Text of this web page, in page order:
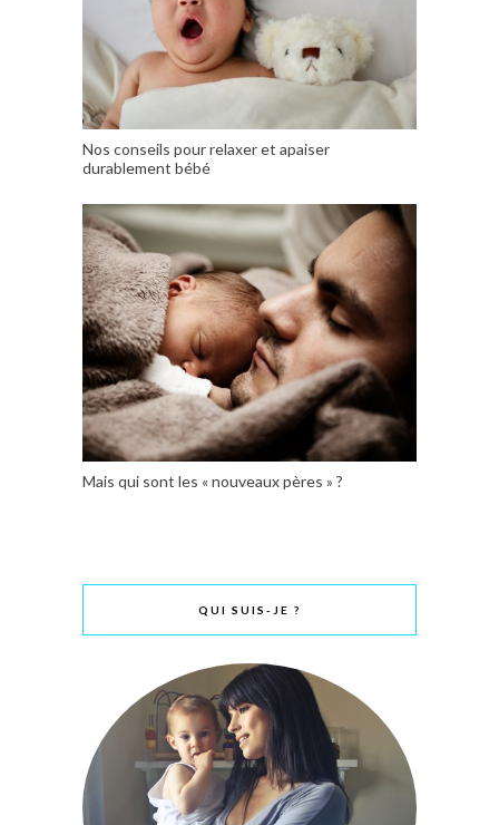
Nos conseils pour relaxer et apaiser
durablement bébé
Mais qui sont les « nouveaux pères » ?
QUI SUIS-JE ?